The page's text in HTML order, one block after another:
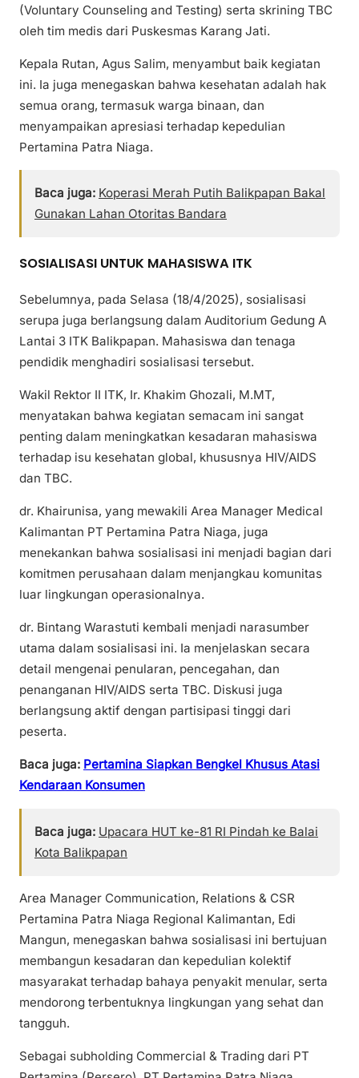
(Voluntary Counseling and Testing) serta skrining TBC
oleh tim medis dari Puskesmas Karang Jati.
Kepala Rutan, Agus Salim, menyambut baik kegiatan
ini. Ia juga menegaskan bahwa kesehatan adalah hak
semua orang, termasuk warga binaan, dan
menyampaikan apresiasi terhadap kepedulian
Pertamina Patra Niaga.
Baca juga: Koperasi Merah Putih Balikpapan Bakal
Gunakan Lahan Otoritas Bandara
SOSIALISASI UNTUK MAHASISWA ITK
Sebelumnya, pada Selasa (18/4/2025), sosialisasi
serupa juga berlangsung dalam Auditorium Gedung A
Lantai 3 ITK Balikpapan. Mahasiswa dan tenaga
pendidik menghadiri sosialisasi tersebut.
Wakil Rektor II ITK, Ir. Khakim Ghozali, M.MT,
menyatakan bahwa kegiatan semacam ini sangat
penting dalam meningkatkan kesadaran mahasiswa
terhadap isu kesehatan global, khususnya HIV/AIDS
dan TBC.
dr. Khairunisa, yang mewakili Area Manager Medical
Kalimantan PT Pertamina Patra Niaga, juga
menekankan bahwa sosialisasi ini menjadi bagian dari
komitmen perusahaan dalam menjangkau komunitas
luar lingkungan operasionalnya.
dr. Bintang Warastuti kembali menjadi narasumber
utama dalam sosialisasi ini. Ia menjelaskan secara
detail mengenai penularan, pencegahan, dan
penanganan HIV/AIDS serta TBC. Diskusi juga
berlangsung aktif dengan partisipasi tinggi dari
peserta.
Baca juga: Pertamina Siapkan Bengkel Khusus Atasi
Kendaraan Konsumen
Baca juga: Upacara HUT ke-81 RI Pindah ke Balai
Kota Balikpapan
Area Manager Communication, Relations & CSR
Pertamina Patra Niaga Regional Kalimantan, Edi
Mangun, menegaskan bahwa sosialisasi ini bertujuan
membangun kesadaran dan kepedulian kolektif
masyarakat terhadap bahaya penyakit menular, serta
mendorong terbentuknya lingkungan yang sehat dan
tangguh.
Sebagai subholding Commercial & Trading dari PT